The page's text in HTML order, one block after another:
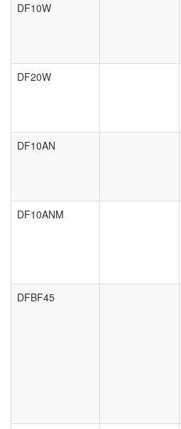
DF10W
DF20W
DF10AN
DF10ANM
DFBF45